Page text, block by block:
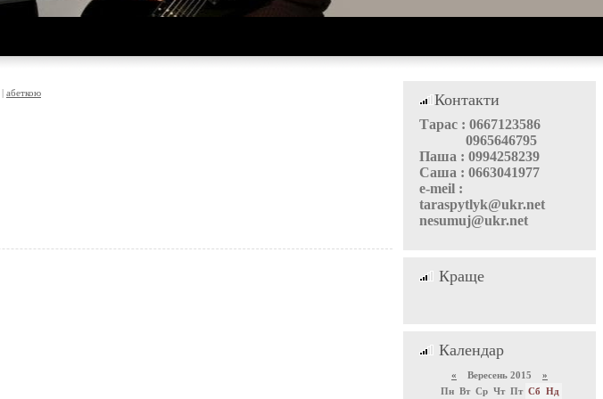
| абеткою Контакти
Тарас : 0667123586
0965646795
Паша : 0994258239
Саша : 0663041977
e-meil :
taraspytlyk@ukr.net
nesumuj@ukr.net
Краще
Календар
« Вересень 2015 »
Пн Вт Ср Чт Пт Сб Нд